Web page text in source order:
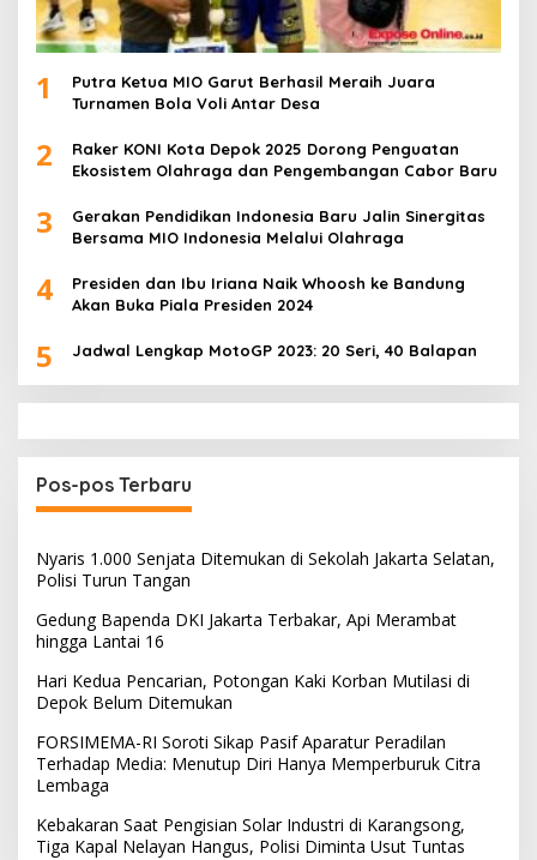
1
Putra Ketua MIO Garut Berhasil Meraih Juara
Turnamen Bola Voli Antar Desa
2
Raker KONI Kota Depok 2025 Dorong Penguatan
Ekosistem Olahraga dan Pengembangan Cabor Baru
3
Gerakan Pendidikan Indonesia Baru Jalin Sinergitas
Bersama MIO Indonesia Melalui Olahraga
4
Presiden dan Ibu Iriana Naik Whoosh ke Bandung
Akan Buka Piala Presiden 2024
5 Jadwal Lengkap MotoGP 2023: 20 Seri, 40 Balapan
Pos-pos Terbaru
Nyaris 1.000 Senjata Ditemukan di Sekolah Jakarta Selatan,
Polisi Turun Tangan
Gedung Bapenda DKI Jakarta Terbakar, Api Merambat
hingga Lantai 16
Hari Kedua Pencarian, Potongan Kaki Korban Mutilasi di
Depok Belum Ditemukan
FORSIMEMA-RI Soroti Sikap Pasif Aparatur Peradilan
Terhadap Media: Menutup Diri Hanya Memperburuk Citra
Lembaga
Kebakaran Saat Pengisian Solar Industri di Karangsong,
Tiga Kapal Nelayan Hangus, Polisi Diminta Usut Tuntas